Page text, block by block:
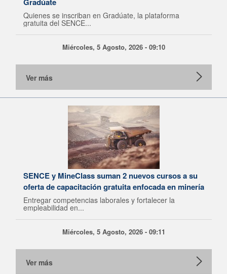
Quienes se inscriban en Gradúate, la plataforma
gratuita del SENCE...
Miércoles, 5 Agosto, 2026 - 09:10
Ver más
SENCE y MineClass suman 2 nuevos cursos a su
oferta de capacitación gratuita enfocada en minería
Entregar competencias laborales y fortalecer la
empleabilidad en...
Miércoles, 5 Agosto, 2026 - 09:11
Ver más